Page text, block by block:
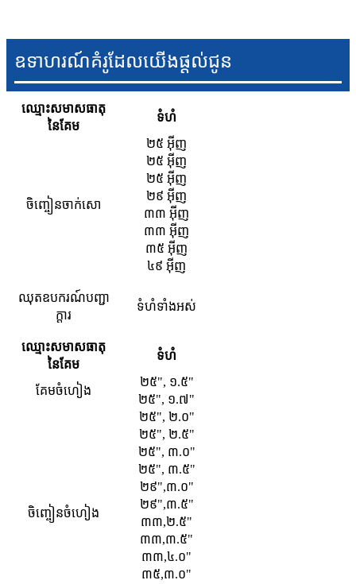
ឧទាហរណ៍គំរូដែលយើងផ្តល់ជូន
ឈ្មោះសមាសធាតុ
នៃគែម
ទំហំ
ចិញ្ចៀនចាក់សោ
២៥ អ៊ីញ
២៥ អ៊ីញ
២៥ អ៊ីញ
២៩ អ៊ីញ
៣៣ អ៊ីញ
៣៣ អ៊ីញ
៣៥ អ៊ីញ
៤៩ អ៊ីញ
ឈុតឧបករណ៍បញ្ជា
ក្តារ
ទំហំទាំងអស់
ឈ្មោះសមាសធាតុ
នៃគែម
ទំហំ
គែមចំហៀង
២៥", ១.៥"
២៥", ១.៧"
ចិញ្ចៀនចំហៀង
២៥", ២.០"
២៥", ២.៥"
២៥", ៣.០"
២៥", ៣.៥"
២៩",៣.០"
២៩",៣.៥"
៣៣,២.៥"
៣៣,៣.៥"
៣៣,៤.០"
៣៥,៣.០"